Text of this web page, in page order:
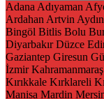
Adana Adıyaman
Ardahan Artvin Aydın
Bingöl Bitlis Bolu
Diyarbakır Düzce
Gaziantep Giresun
İzmir Kahramanmaraş
Kırıkkale Kırklareli
Manisa Mardin